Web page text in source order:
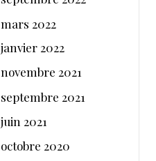
mars 2022
janvier 2022
novembre 2021
septembre 2021
juin 2021
octobre 2020